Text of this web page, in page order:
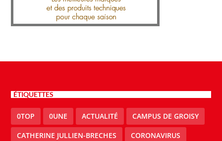
ÉTIQUETTES
0TOP 0UNE ACTUALITÉ CAMPUS DE GROISY
CATHERINE JULLIEN-BRECHES CORONAVIRUS